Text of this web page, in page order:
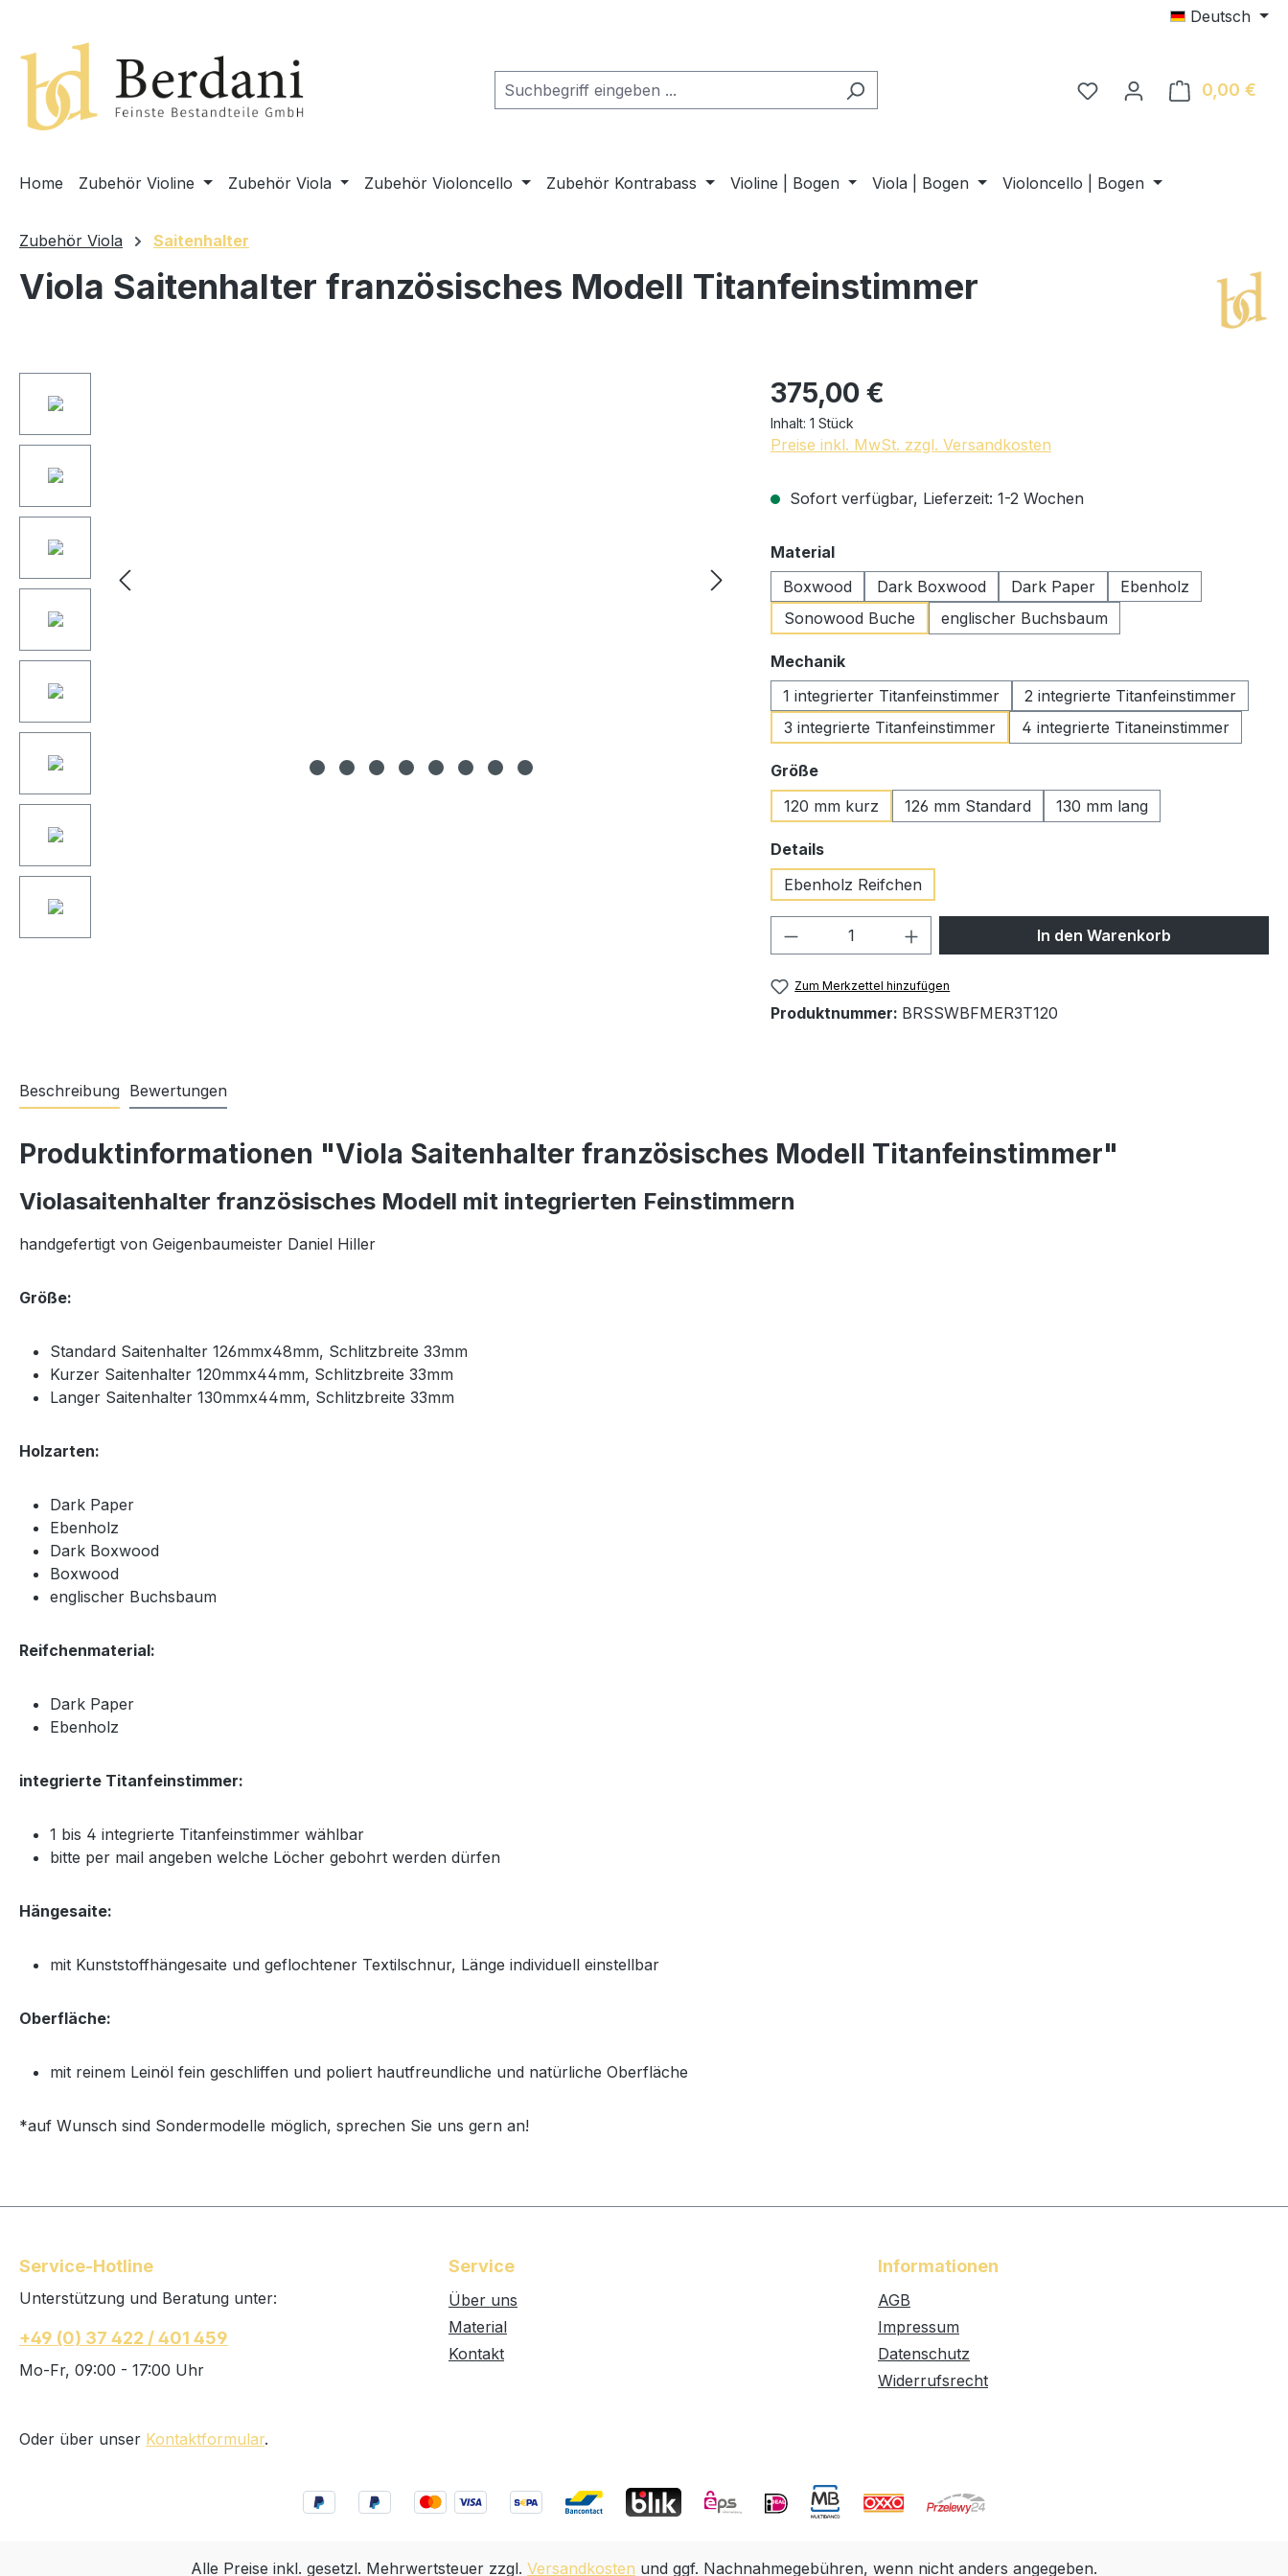
Deutsch
0,00 €
Home Zubehör Violine Zubehör Viola Zubehör Violoncello Zubehör Kontrabass Violine | Bogen Viola | Bogen Violoncello | Bogen
Zubehör Viola Saitenhalter
Viola Saitenhalter französisches Modell Titanfeinstimmer
375,00 €
Inhalt: 1 Stück
Preise inkl. MwSt. zzgl. Versandkosten
Sofort verfügbar, Lieferzeit: 1-2 Wochen
Materialauswählen
Boxwood
Dark Boxwood Dark Paper
Ebenholz
Sonowood Buche
englischer Buchsbaum
Mechanikauswählen
1 integrierter Titanfeinstimmer
2 integrierte Titanfeinstimmer
3 integrierte Titanfeinstimmer
4 integrierte Titaneinstimmer
Größeauswählen
120 mm kurz
126 mm Standard 130 mm lang
Detailsauswählen
Ebenholz Reifchen
Produkt Anzahl: Gib den gewünschten Wert
In den Warenkorb
Zum Merkzettel hinzufügen
Produktnummer: BRSSWBFMER3T120
Beschreibung Bewertungen
Produktinformationen "Viola Saitenhalter französisches Modell Titanfeinstimmer"
Violasaitenhalter französisches Modell mit integrierten Feinstimmern
handgefertigt von Geigenbaumeister Daniel Hiller
Größe:
Standard Saitenhalter 126mmx48mm, Schlitzbreite 33mm
Kurzer Saitenhalter 120mmx44mm, Schlitzbreite 33mm
Langer Saitenhalter 130mmx44mm, Schlitzbreite 33mm
Holzarten:
Dark Paper
Ebenholz
Dark Boxwood
Boxwood
englischer Buchsbaum
Reifchenmaterial:
Dark Paper
Ebenholz
integrierte Titanfeinstimmer:
1 bis 4 integrierte Titanfeinstimmer wählbar
bitte per mail angeben welche Löcher gebohrt werden dürfen
Hängesaite:
mit Kunststoffhängesaite und geflochtener Textilschnur, Länge individuell einstellbar
Oberfläche:
mit reinem Leinöl fein geschliffen und poliert hautfreundliche und natürliche Oberfläche
*auf Wunsch sind Sondermodelle möglich, sprechen Sie uns gern an!
Service-Hotline
Unterstützung und Beratung unter:
+49 (0) 37 422 / 401 459
Mo-Fr, 09:00 - 17:00 Uhr
Oder über unser Kontaktformular.
Service
Über uns
Material
Kontakt
Informationen
AGB
Impressum
Datenschutz
Widerrufsrecht
Alle Preise inkl. gesetzl. Mehrwertsteuer zzgl. Versandkosten und ggf. Nachnahmegebühren, wenn nicht anders angegeben.